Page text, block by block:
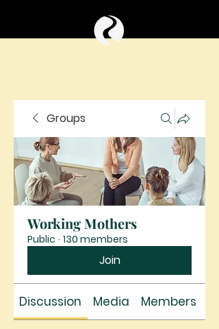
Groups
Working Mothers
Public · 130 members
Join
Discussion Media Members